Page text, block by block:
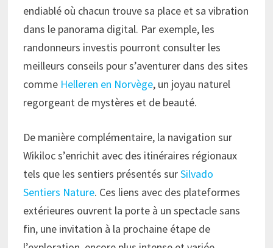
endiablé où chacun trouve sa place et sa vibration
dans le panorama digital. Par exemple, les
randonneurs investis pourront consulter les
meilleurs conseils pour s’aventurer dans des sites
comme Helleren en Norvège, un joyau naturel
regorgeant de mystères et de beauté.
De manière complémentaire, la navigation sur
Wikiloc s’enrichit avec des itinéraires régionaux
tels que les sentiers présentés surSilvado
Sentiers Nature. Ces liens avec des plateformes
extérieures ouvrent la porte à un spectacle sans
fin, une invitation à la prochaine étape de